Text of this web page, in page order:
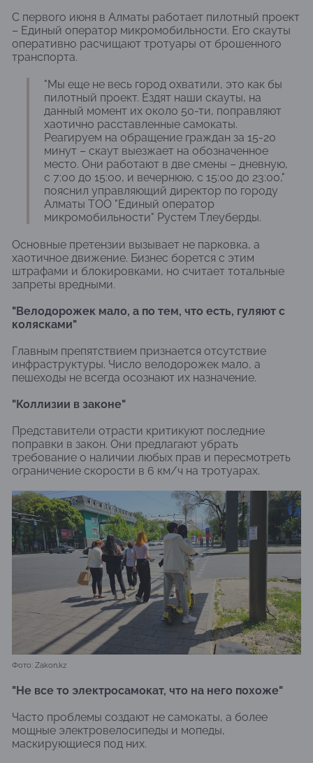
С первого июня в Алматы работает пилотный проект
– Единый оператор микромобильности. Его скауты
оперативно расчищают тротуары от брошенного
транспорта.
"Мы еще не весь город охватили, это как бы
пилотный проект. Ездят наши скауты, на
данный момент их около 50-ти, поправляют
хаотично расставленные самокаты.
Реагируем на обращение граждан за 15-20
минут – скаут выезжает на обозначенное
место. Они работают в две смены – дневную,
с 7:00 до 15:00, и вечернюю, с 15:00 до 23:00,"
пояснил управляющий директор по городу
Алматы ТОО "Единый оператор
микромобильности" Рустем Тлеуберды.
Основные претензии вызывает не парковка, а
хаотичное движение. Бизнес борется с этим
штрафами и блокировками, но считает тотальные
запреты вредными.
"Велодорожек мало, а по тем, что есть, гуляют с
колясками"
Главным препятствием признается отсутствие
инфраструктуры. Число велодорожек мало, а
пешеходы не всегда осознают их назначение.
"Коллизии в законе"
Представители отрасти критикуют последние
поправки в закон. Они предлагают убрать
требование о наличии любых прав и пересмотреть
ограничение скорости в 6 км/ч на тротуарах.
Фото: Zakon.kz
"Не все то электросамокат, что на него похоже"
Часто проблемы создают не самокаты, а более
мощные электровелосипеды и мопеды,
маскирующиеся под них.